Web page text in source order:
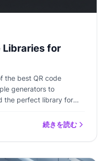
Libraries for
the best QR code
generators to
the perfect library for
続きを読む